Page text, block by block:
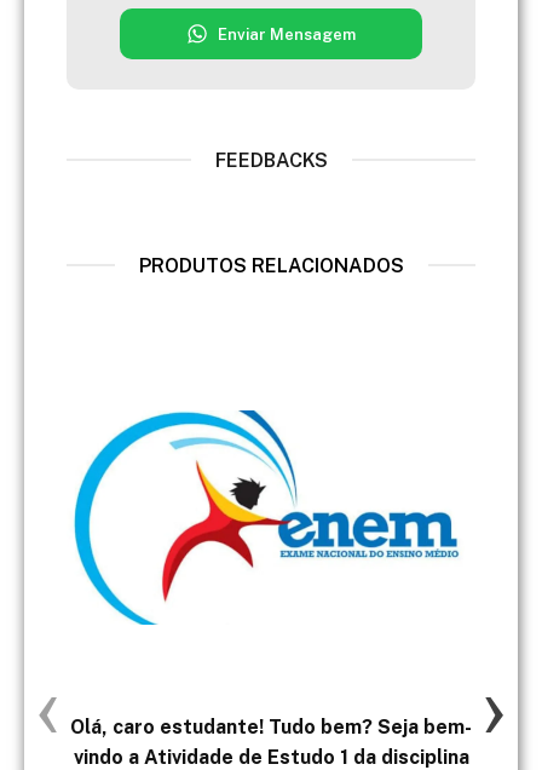
Enviar Mensagem
FEEDBACKS
PRODUTOS RELACIONADOS
Olá, caro estudante! Tudo bem? Seja bem-
vindo a Atividade de Estudo 1 da disciplina
‹ ›